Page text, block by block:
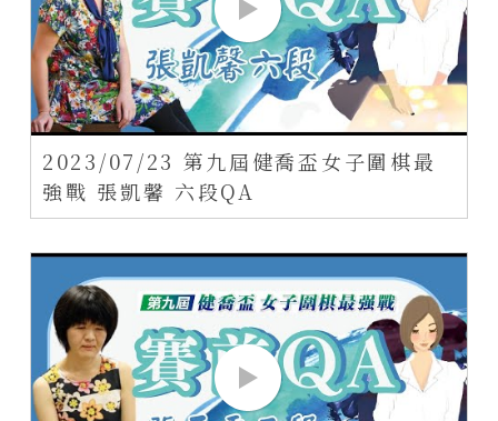
2023/07/23 第九屆健喬盃女子圍棋最
強戰 張凱馨 六段QA